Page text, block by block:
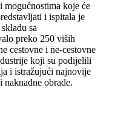
mogućnostima koje će
i ispitala je
sa
preko 250 viših
cestovne i ne-cestovne
koji su podijelili
i istražujući najnovije
obrade.